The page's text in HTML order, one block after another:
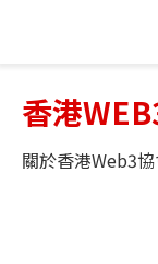
香港
關於香港Web3